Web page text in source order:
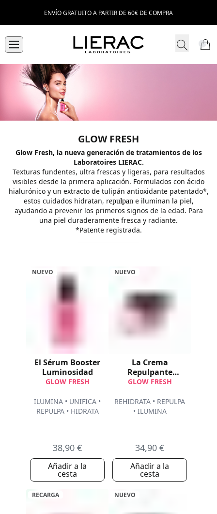
ENVÍO GRATUITO A PARTIR DE 60€ DE COMPRA
GLOW FRESH
Glow Fresh, la nueva generación de tratamientos de los
Laboratoires LIERAC.
Texturas fundentes, ultra frescas y ligeras, para resultados
visibles desde la primera aplicación. Formulados con ácido
hialurónico y un extracto de tulipán antioxidante patentado*,
estos cuidados hidratan, repulpan e iluminan la piel,
ayudando a prevenir los primeros signos de la edad. Para
una piel duraderamente fresca y radiante.
*Patente registrada.
NUEVO
El Sérum Booster
Luminosidad
GLOW FRESH
ILUMINA • UNIFICA •
REPULPA • HIDRATA
38,90 €
Añadir a la
cesta
NUEVO
La Crema
Repulpante
Luminosidad
GLOW FRESH
REHIDRATA • REPULPA
• ILUMINA
34,90 €
Añadir a la
cesta
RECARGA NUEVO